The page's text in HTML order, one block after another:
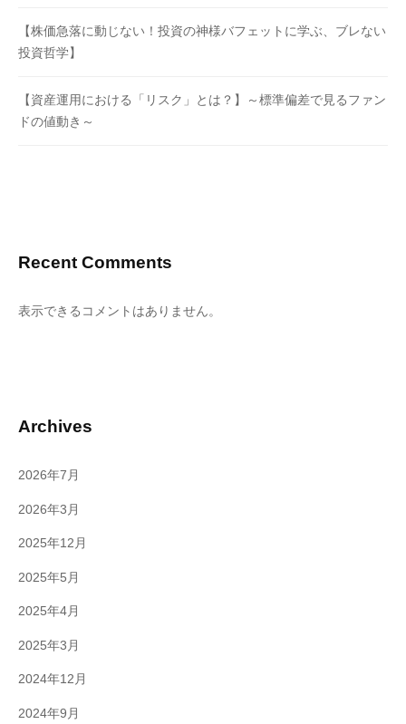
【株価急落に動じない！投資の神様バフェットに学ぶ、ブレない
投資哲学】
【資産運用における「リスク」とは？】～標準偏差で見るファン
ドの値動き～
Recent Comments
表示できるコメントはありません。
Archives
2026年7月
2026年3月
2025年12月
2025年5月
2025年4月
2025年3月
2024年12月
2024年9月